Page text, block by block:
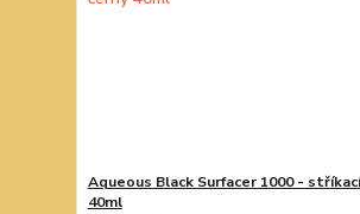
Aqueous Black Surfacer 1000 -
40ml